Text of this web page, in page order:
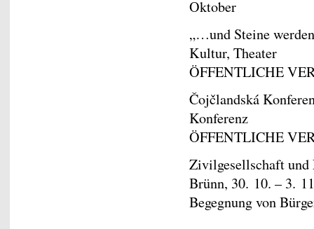
Oktober
„…und Steine
Kultur, Theater
ÖFFENTLICHE
Čojčlandská
Konferenz
ÖFFENTLICHE
Zivilgesellschaft und
Brünn, 30. 10. – 3.
Begegnung von